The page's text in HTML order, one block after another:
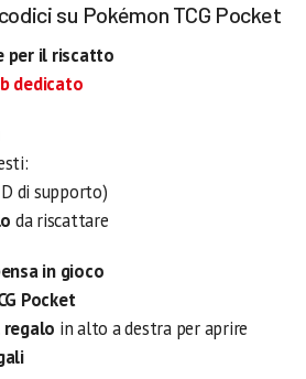
su Pokémon TCG Pocket
per il riscatto
dedicato
di supporto)
da riscattare
in gioco
Pocket
regalo in alto a destra per aprire